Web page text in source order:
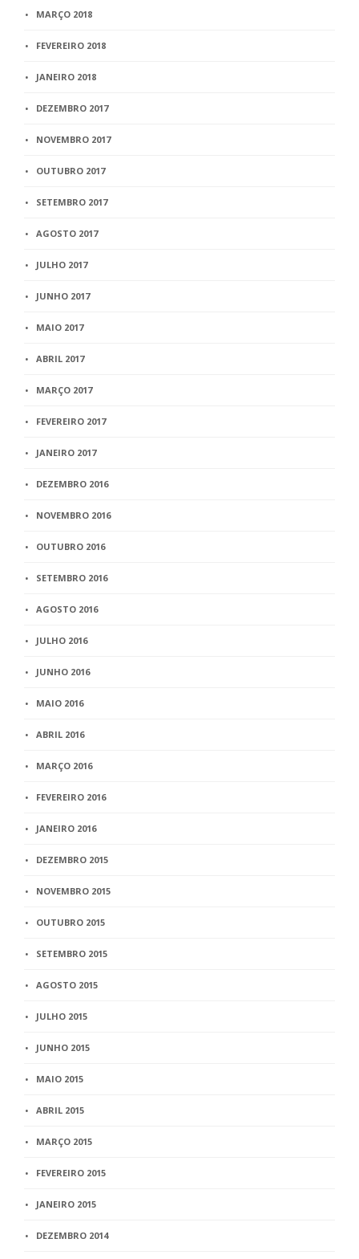
MARÇO 2018
FEVEREIRO 2018
JANEIRO 2018
DEZEMBRO 2017
NOVEMBRO 2017
OUTUBRO 2017
SETEMBRO 2017
AGOSTO 2017
JULHO 2017
JUNHO 2017
MAIO 2017
ABRIL 2017
MARÇO 2017
FEVEREIRO 2017
JANEIRO 2017
DEZEMBRO 2016
NOVEMBRO 2016
OUTUBRO 2016
SETEMBRO 2016
AGOSTO 2016
JULHO 2016
JUNHO 2016
MAIO 2016
ABRIL 2016
MARÇO 2016
FEVEREIRO 2016
JANEIRO 2016
DEZEMBRO 2015
NOVEMBRO 2015
OUTUBRO 2015
SETEMBRO 2015
AGOSTO 2015
JULHO 2015
JUNHO 2015
MAIO 2015
ABRIL 2015
MARÇO 2015
FEVEREIRO 2015
JANEIRO 2015
DEZEMBRO 2014